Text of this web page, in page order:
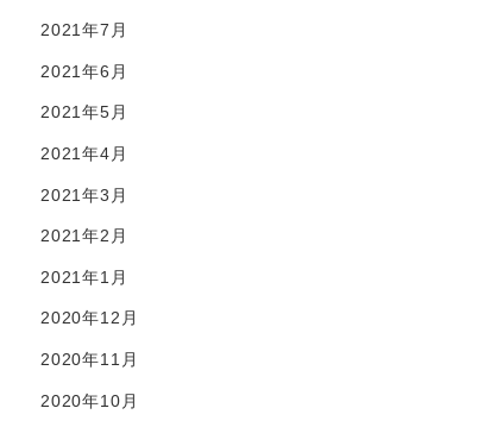
2021年7月
2021年6月
2021年5月
2021年4月
2021年3月
2021年2月
2021年1月
2020年12月
2020年11月
2020年10月